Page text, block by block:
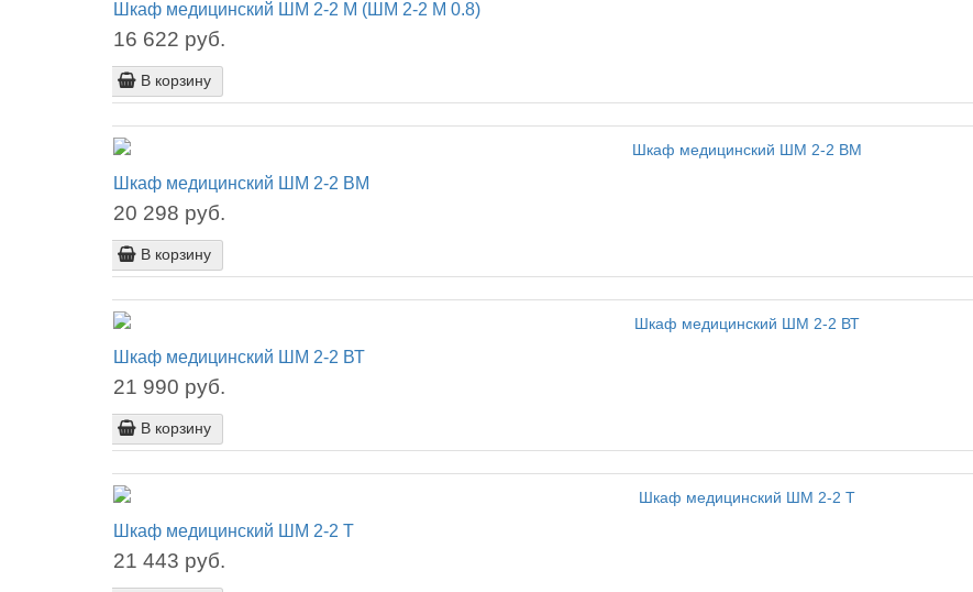
Шкаф медицинский ШМ 2-2 М (ШМ 2-2 М 0.8)
16 622 руб.
В корзину
Шкаф медицинский ШМ 2-2 ВМ
20 298 руб.
В корзину
Шкаф медицинский ШМ 2-2 ВТ
21 990 руб.
В корзину
Шкаф медицинский ШМ 2-2 Т
21 443 руб.